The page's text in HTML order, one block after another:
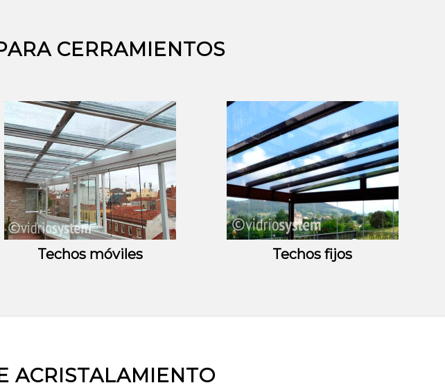
CERRAMIENTOS
Techos móviles Techos fijos
ACRISTALAMIENTO